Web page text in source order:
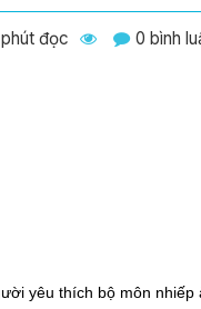
đọc 0 bình
yêu thích bộ môn